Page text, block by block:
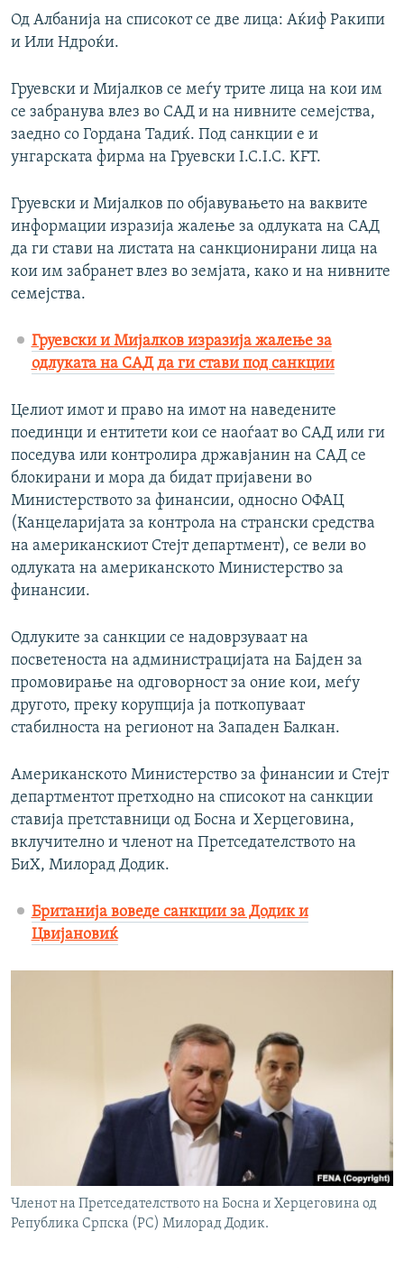
Од Албанија на списокот се две лица: Аќиф Ракипи
и Или Ндроќи.
Груевски и Мијалков се меѓу трите лица на кои им
се забранува влез во САД и на нивните семејства,
заедно со Гордана Тадиќ. Под санкции е и
унгарската фирма на Груевски I.C.I.C. KFT.
Груевски и Мијалков по објавувањето на ваквите
информации изразија жалење за одлуката на САД
да ги стави на листата на санкционирани лица на
кои им забранет влез во земјата, како и на нивните
семејства.
Груевски и Мијалков изразија жалење за
одлуката на САД да ги стави под санкции
Целиот имот и право на имот на наведените
поединци и ентитети кои се наоѓаат во САД или ги
поседува или контролира државјанин на САД се
блокирани и мора да бидат пријавени во
Министерството за финансии, односно ОФАЦ
(Канцеларијата за контрола на странски средства
на американскиот Стејт департмент), се вели во
одлуката на американското Министерство за
финансии.
Одлуките за санкции се надоврзуваат на
посветеноста на администрацијата на Бајден за
промовирање на одговорност за оние кои, меѓу
другото, преку корупција ја поткопуваат
стабилноста на регионот на Западен Балкан.
Американското Министерство за финансии и Стејт
департментот претходно на списокот на санкции
ставија претставници од Босна и Херцеговина,
вклучително и членот на Претседателството на
БиХ, Милорад Додик.
Британија воведе санкции за Додик и
Цвијановиќ
Членот на Претседателството на Босна и Херцеговина од
Република Српска (РС) Милорад Додик.